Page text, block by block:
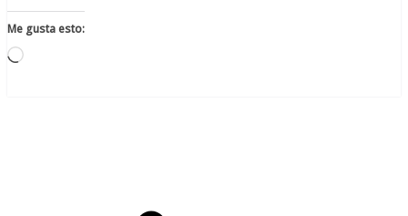
Me gusta esto:
Cargando...